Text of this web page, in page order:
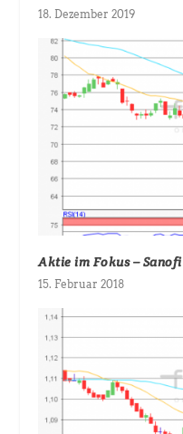
18. Dezember 2019
Aktie im Fokus – Sanofi
15. Februar 2018